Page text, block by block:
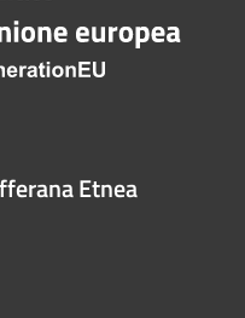
Etnea